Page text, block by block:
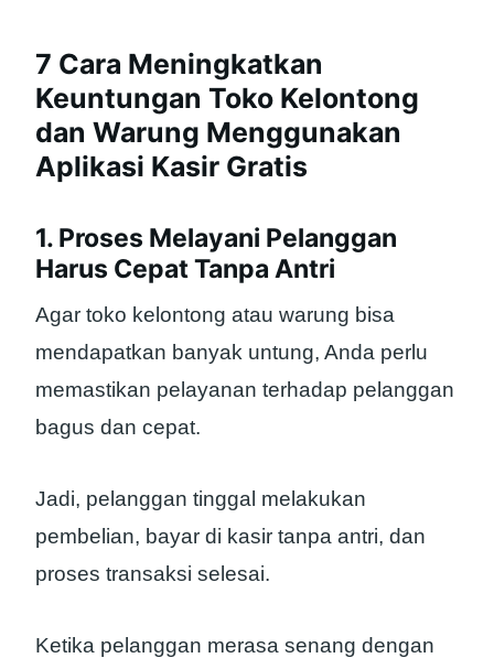
7 Cara Meningkatkan
Keuntungan Toko Kelontong
dan Warung Menggunakan
Aplikasi Kasir Gratis
1. Proses Melayani Pelanggan
Harus Cepat Tanpa Antri
Agar toko kelontong atau warung bisa
mendapatkan banyak untung, Anda perlu
memastikan pelayanan terhadap pelanggan
bagus dan cepat.
Jadi, pelanggan tinggal melakukan
pembelian, bayar di kasir tanpa antri, dan
proses transaksi selesai.
Ketika pelanggan merasa senang dengan